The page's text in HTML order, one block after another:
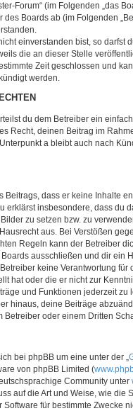
Forum“ (im Folgenden „das
des Boards ab (im Folgenden
einverstanden bist, so darfst
die an dieser Stelle
Zeit geschlossen und
werden.
du dem Betreiber ein
Recht, deinen Beitrag im
a bleibt auch nach
Beitrags, dass er keine Inhalte
erklärst insbesondere, dass du
zu setzen bzw. zu
aus. Bei Verstößen
Regeln kann der Betreiber
ausschließen und dir ein
keine Verantwortung für
hat oder die er nicht zur
und Funktionen jederzeit zu
hinaus, deine Beiträge
Betreiber oder einem Dritten
bei phpBB um eine unter der „
von phpBB Limited (
Community unter
auf die Art und Weise, wie die
für bestimmte Zwecke